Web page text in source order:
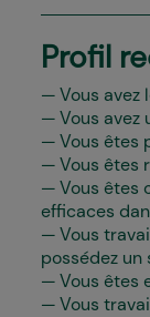
Profil
Vous avez
Vous avez
Vous êtes
Vous êtes
Vous êtes
efficaces
Vous
possédez un
Vous êtes
Vous